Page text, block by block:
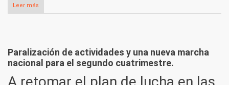
Leer más
Paralización de actividades y una nueva marcha
nacional para el segundo cuatrimestre.